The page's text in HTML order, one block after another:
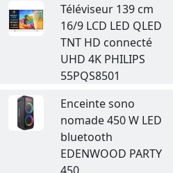
Téléviseur 139 cm
16/9 LCD LED QLED
TNT HD connecté
UHD 4K PHILIPS
55PQS8501
Enceinte sono
nomade 450 W LED
bluetooth
EDENWOOD PARTY